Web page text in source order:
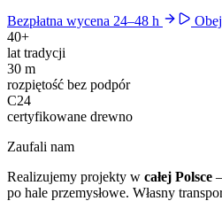
Bezpłatna wycena 24–48 h
40+
lat tradycji
30 m
rozpiętość bez podpór
C24
certyfikowane drewno
Zaufali nam
Realizujemy projekty w całej Polsce
po hale przemysłowe. Własny